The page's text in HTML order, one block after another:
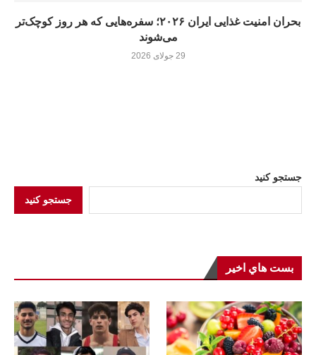
بحران امنیت غذایی ایران ۲۰۲۶؛ سفره‌هایی که هر روز کوچک‌تر
می‌شوند
29 جولای 2026
جستجو کنید
جستجو کنید
بست هاي اخير